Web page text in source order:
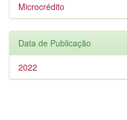
Microcrédito
Data de Publicação
2022